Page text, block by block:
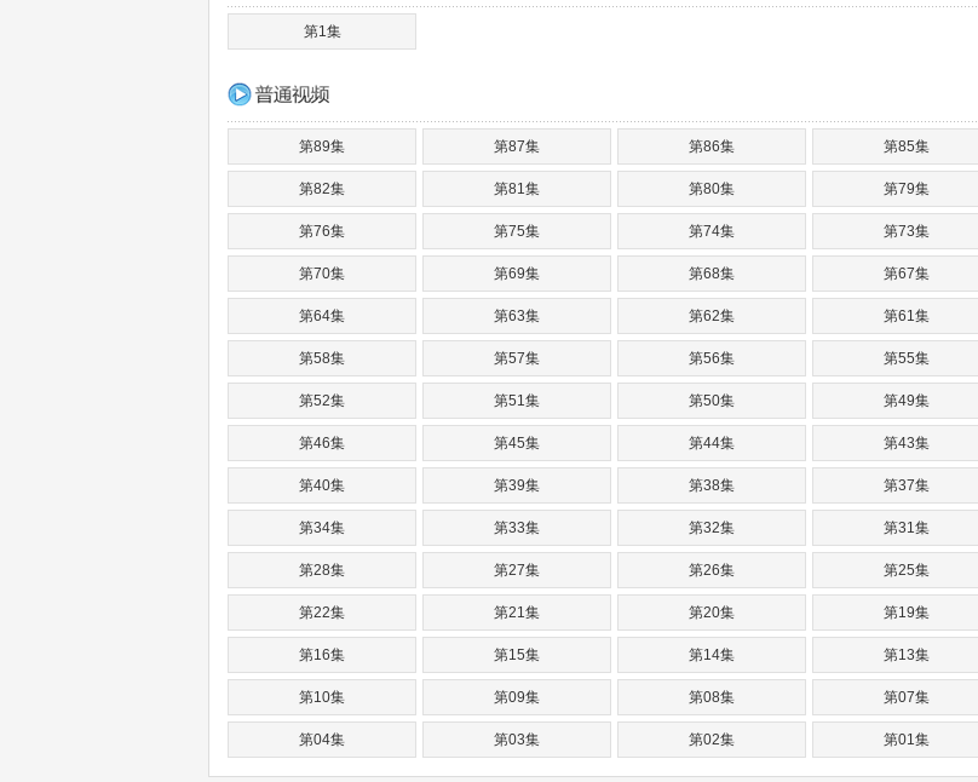
第1集
第89集 第87集 第86集 第85集
第82集 第81集 第80集 第79集
第76集 第75集 第74集 第73集
第70集 第69集 第68集 第67集
第64集 第63集 第62集 第61集
第58集 第57集 第56集 第55集
第52集 第51集 第50集 第49集
第46集 第45集 第44集 第43集
第40集 第39集 第38集 第37集
第34集 第33集 第32集 第31集
第28集 第27集 第26集 第25集
第22集 第21集 第20集 第19集
第16集 第15集 第14集 第13集
第10集 第09集 第08集 第07集
第04集 第03集 第02集 第01集